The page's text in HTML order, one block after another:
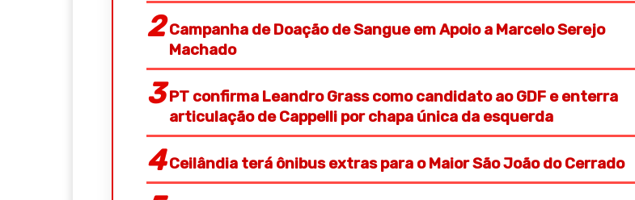
Campanha de Doação de Sangue em Apoio a Marcelo Serejo
Machado
PT confirma Leandro Grass como candidato ao GDF e enterra
articulação de Cappelli por chapa única da esquerda
Ceilândia terá ônibus extras para o Maior São João do Cerrado